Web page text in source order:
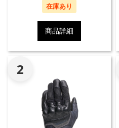
在庫あり
商品詳細
2